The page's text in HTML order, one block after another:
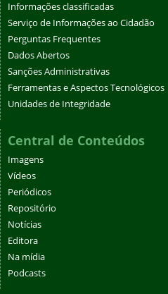
Informações classificadas
Serviço de Informações ao Cidadão
Perguntas Frequentes
Dados Abertos
Sanções Administrativas
Ferramentas e Aspectos Tecnológicos
Unidades de Integridade
Central de Conteúdos
Imagens
Vídeos
Periódicos
Repositório
Notícias
Editora
Na mídia
Podcasts